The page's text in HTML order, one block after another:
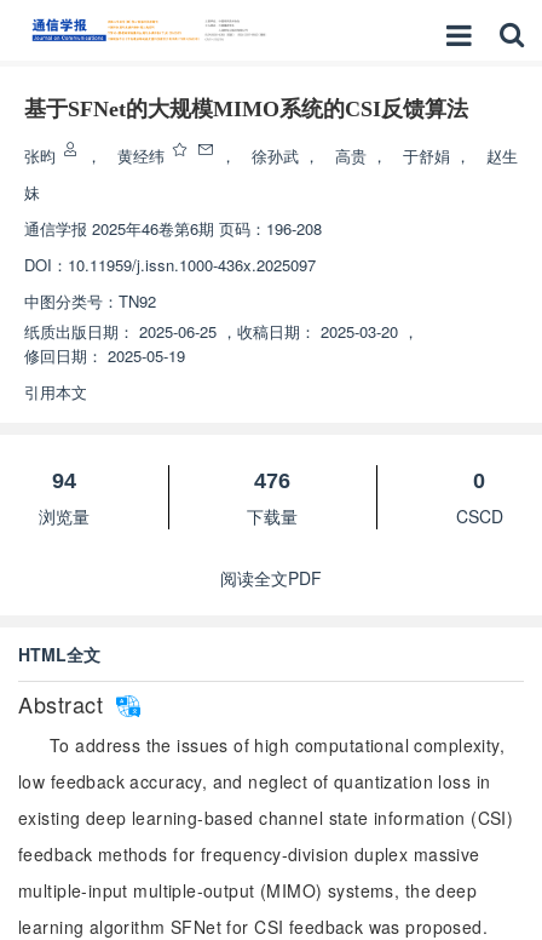
基于SFNet的大规模MIMO系统的CSI反馈算法
张昀 ， 黄经纬 ， 徐孙武 ， 高贵 ， 于舒娟 ，
赵生
妹
通信学报 2025年46卷第6期 页码：196-208
DOI： 10.11959/j.issn.1000-436x.2025097
中图分类号： TN92
纸质出版日期： 2025-06-25 ， 收稿日期： 2025-03-20 ，
修回日期： 2025-05-19
引用本文
94
浏览量
476
下载量
0
CSCD
阅读全文PDF
HTML全文
Abstract
To address the issues of high computational complexity,
low feedback accuracy, and neglect of quantization loss in
existing deep learning-based channel state information (CSI)
feedback methods for frequency-division duplex massive
multiple-input multiple-output (MIMO) systems, the deep
learning algorithm SFNet for CSI feedback was proposed.